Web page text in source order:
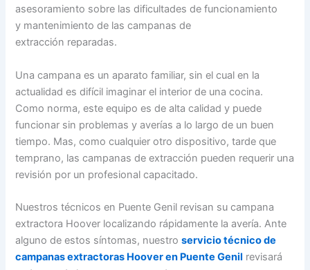
asesoramiento sobre las dificultades de funcionamiento
y mantenimiento de las campanas de
extracción reparadas.
Una campana es un aparato familiar, sin el cual en la
actualidad es difícil imaginar el interior de una cocina.
Como norma, este equipo es de alta calidad y puede
funcionar sin problemas y averías a lo largo de un buen
tiempo. Mas, como cualquier otro dispositivo, tarde que
temprano, las campanas de extracción pueden requerir una
revisión por un profesional capacitado.
Nuestros técnicos en Puente Genil revisan su campana
extractora Hoover localizando rápidamente la avería. Ante
alguno de estos síntomas, nuestroservicio técnico de
campanas extractoras Hoover en Puente Genil revisará